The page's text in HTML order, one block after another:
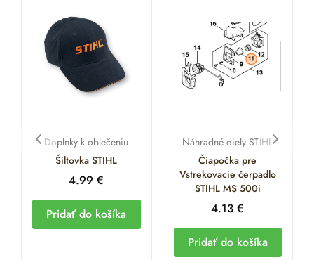
Doplnky k oblečeniu
Šiltovka STIHL
4.99€
Pridať do košíka
Náhradné diely STIHL
Čiapočka pre
Vstrekovacie čerpadlo
STIHL MS 500i
4.13€
Pridať do košíka